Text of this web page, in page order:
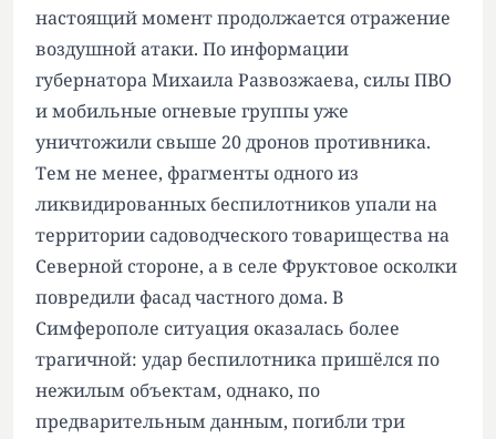
настоящий момент продолжается отражение
воздушной атаки. По информации
губернатора Михаила Развозжаева, силы ПВО
и мобильные огневые группы уже
уничтожили свыше 20 дронов противника.
Тем не менее, фрагменты одного из
ликвидированных беспилотников упали на
территории садоводческого товарищества на
Северной стороне, а в селе Фруктовое осколки
повредили фасад частного дома. В
Симферополе ситуация оказалась более
трагичной: удар беспилотника пришёлся по
нежилым объектам, однако, по
предварительным данным, погибли три